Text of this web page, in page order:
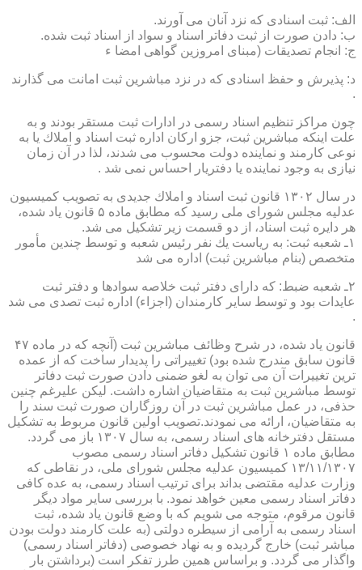
الف: ثبت اسنادی كه نزد آنان می آورند.
ب: دادن صورت از ثبت دفاتر اسناد و سواد از اسناد ثبت شده.
ج: انجام تصدیقات (مبنای امروزین گواهی امضا ء
د: پذیرش و حفظ اسنادی كه در نزد مباشرین ثبت امانت می گذارند
.
چون مراكز تنظیم اسناد رسمی در ادارات ثبت مستقر بودند و به
علت اینكه مباشرین ثبت، جزو اركان اداره ثبت اسناد و املاك یا به
نوعی كارمند و نماینده دولت محسوب می شدند، لذا در آن زمان
نیازی به وجود نماینده یا دفتریار احساس نمی شد .
در سال ۱۳۰۲ قانون ثبت اسناد و املاك جدیدی به تصویب كمیسیون
عدلیه مجلس شورای ملی رسید كه مطابق ماده ۵ قانون یاد شده،
هر دایره ثبت اسناد، از دو قسمت زیر تشكیل می شد.
۱ـ شعبه ثبت: به ریاست یك نفر رئیس شعبه و توسط چندین مأمور
متخصص (بنام مباشرین ثبت) اداره می شد
۲ـ شعبه ضبط: كه دارای دفتر ثبت خلاصه سوادها و دفتر ثبت
عایدات بود و توسط سایر كارمندان (اجزاء) اداره ثبت تصدی می شد
.
قانون یاد شده، در شرح وظائف مباشرین ثبت (آنچه كه در ماده ۴۷
قانون سابق مندرج شده بود) تغییراتی را پدیدار ساخت كه از عمده
ترین تغییرات آن می توان به لغو ضمنی دادن صورت ثبت دفاتر
توسط مباشرین ثبت به متقاضیان اشاره داشت. لیكن علیرغم چنین
حذفی، در عمل مباشرین ثبت در آن روزگاران صورت ثبت سند را
به متقاضیان، ارائه می نمودند.تصویب اولین قانون مربوط به تشكیل
مستقل دفترخانه های اسناد رسمی، به سال ۱۳۰۷ باز می گردد.
مطابق ماده ۱ قانون تشكیل دفاتر اسناد رسمی مصوب
۱۳/۱۱/۱۳۰۷ كمیسیون عدلیه مجلس شورای ملی، در نقاطی كه
وزارت عدلیه مقتضی بداند برای ترتیب اسناد رسمی، به عده كافی
دفاتر اسناد رسمی معین خواهد نمود. با بررسی سایر مواد دیگر
قانون مرقوم، متوجه می شویم كه با وضع قانون یاد شده، ثبت
اسناد رسمی به آرامی از سیطره دولتی (به علت كارمند دولت بودن
مباشر ثبت) خارج گردیده و به نهاد خصوصی (دفاتر اسناد رسمی)
واگذار می گردد. و براساس همین طرز تفكر است (برداشتن بار